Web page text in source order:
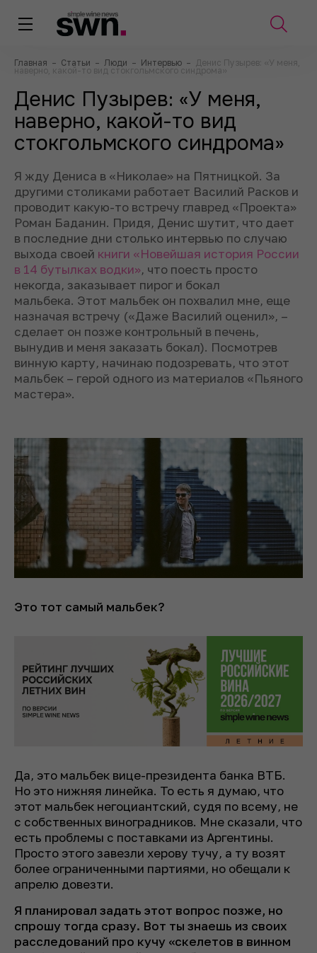
Главная – Статьи – Люди – Интервью – Денис Пузырев: «У меня,
наверно, какой-то вид стокгольмского синдрома»
Денис Пузырев: «У меня,
наверно, какой-то вид
стокгольмского синдрома»
Я жду Дениса в «Николае» на Пятницкой. За
другими столиками работает Василий Расков и
проводит какую-то встречу главред «Проекта»
Роман Баданин. Придя, Денис шутит, что дает
в последние дни столько интервью по случаю
выхода своей книги «Новейшая история России
в 14 бутылках водки», что поесть просто
некогда, заказывает пирог и бокал
мальбека. Этот мальбек он похвалил мне, еще
назначая встречу («Даже Василий оценил», –
сделает он позже контрольный в печень,
вынудив и меня заказать бокал). Посмотрев
винную карту, начинаю подозревать, что этот
мальбек – герой одного из материалов «Пьяного
мастера».
Это тот самый мальбек?
Да, это мальбек вице-президента банка ВТБ.
Но это нижняя линейка. То есть я думаю, что
этот мальбек негоциантский, судя по всему, не
с собственных виноградников. Мне сказали, что
есть проблемы с поставками из Аргентины.
Просто этого завезли херову тучу, а ту возят
более ограниченными партиями, но обещали к
апрелю довезти.
Я планировал задать этот вопрос позже, но
спрошу тогда сразу. Вот ты знаешь из своих
расследований про кучу «скелетов в винном